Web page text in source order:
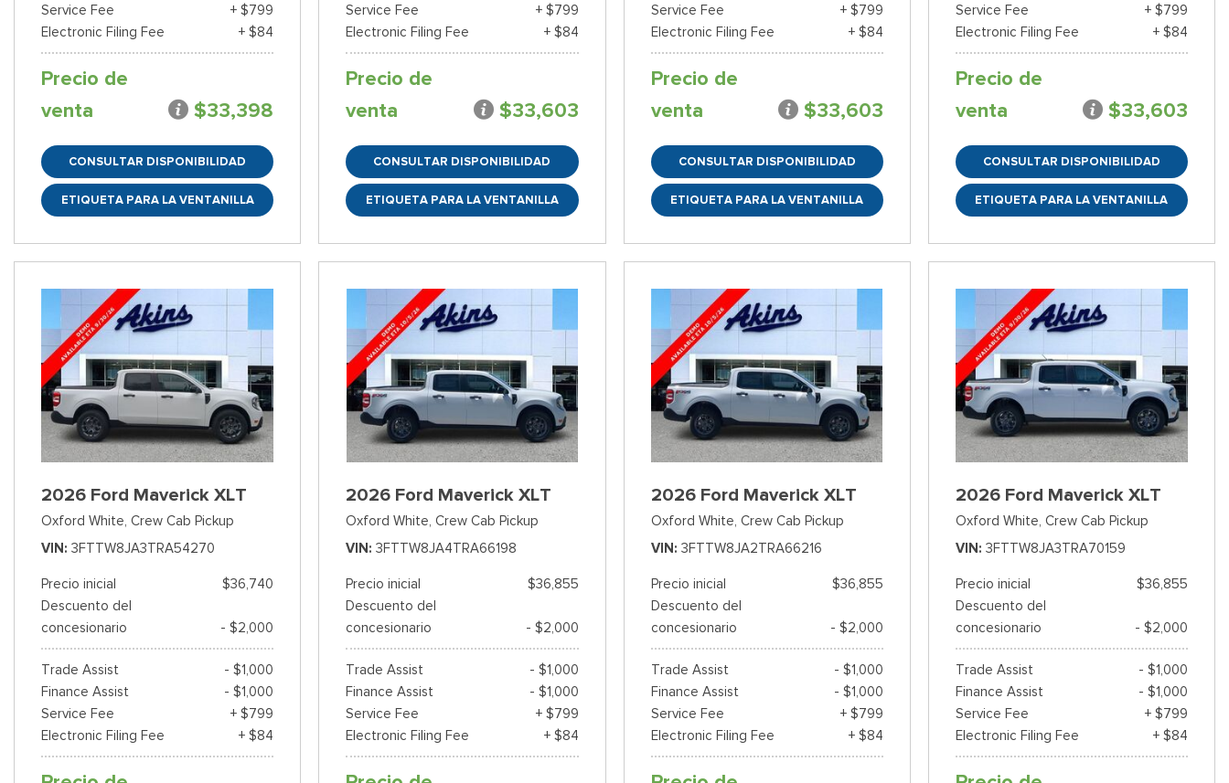
Service Fee
+ $799
Electronic Filing Fee
+ $84
Precio de
venta
$33,398
CONSULTAR DISPONIBILIDAD
ETIQUETA PARA LA VENTANILLA
Service Fee
+ $799
Electronic Filing Fee
+ $84
Precio de
venta
$33,603
CONSULTAR DISPONIBILIDAD
ETIQUETA PARA LA VENTANILLA
Service Fee
+ $799
Electronic Filing Fee
+ $84
Precio de
venta
$33,603
CONSULTAR DISPONIBILIDAD
ETIQUETA PARA LA VENTANILLA
Service Fee
+ $799
Electronic Filing Fee
+ $84
Precio de
venta
$33,603
CONSULTAR DISPONIBILIDAD
ETIQUETA PARA LA VENTANILLA
2026 Ford Maverick XLT
Oxford White, Crew Cab Pickup
VIN
3FTTW8JA3TRA54270
Precio inicial
$36,740
Descuento del
concesionario
- $2,000
Trade Assist
- $1,000
Finance Assist
- $1,000
Service Fee
+ $799
Electronic Filing Fee
+ $84
2026 Ford Maverick XLT
Oxford White, Crew Cab Pickup
VIN
3FTTW8JA4TRA66198
Precio inicial
$36,855
Descuento del
concesionario
- $2,000
Trade Assist
- $1,000
Finance Assist
- $1,000
Service Fee
+ $799
Electronic Filing Fee
+ $84
2026 Ford Maverick XLT
Oxford White, Crew Cab Pickup
VIN
3FTTW8JA2TRA66216
Precio inicial
$36,855
Descuento del
concesionario
- $2,000
Trade Assist
- $1,000
Finance Assist
- $1,000
Service Fee
+ $799
Electronic Filing Fee
+ $84
2026 Ford Maverick XLT
Oxford White, Crew Cab Pickup
VIN
3FTTW8JA3TRA70159
Precio inicial
$36,855
Descuento del
concesionario
- $2,000
Trade Assist
- $1,000
Finance Assist
- $1,000
Service Fee
+ $799
Electronic Filing Fee
+ $84